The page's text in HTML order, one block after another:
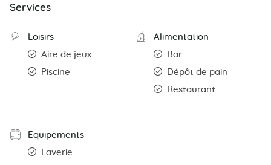
Services
Loisirs
Aire de jeux
Piscine
Alimentation
Bar
Dépôt de pain
Restaurant
Equipements
Laverie